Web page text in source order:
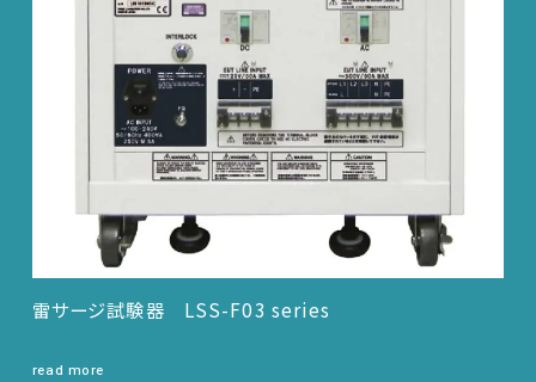
雷サージ試験器 LSS-F03 series
read more